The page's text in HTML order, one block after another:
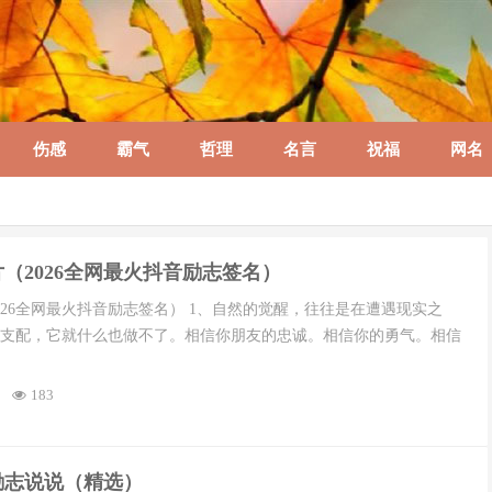
伤感 霸气 哲理 名言 祝福 网名
2026全网最火抖音励志签名）
全网最火抖音励志签名） 1、自然的觉醒，往往是在遭遇现实之
配，它就什么也做不了。相信你朋友的忠诚。相信你的勇气。相信
183
说说（精选）